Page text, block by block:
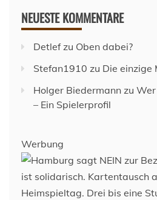
NEUESTE KOMMENTARE
Detlefzu Oben dabei?
Stefan1910 zu Die einzige
Holger Biedermann zu
– Ein Spielerprofil
Werbung